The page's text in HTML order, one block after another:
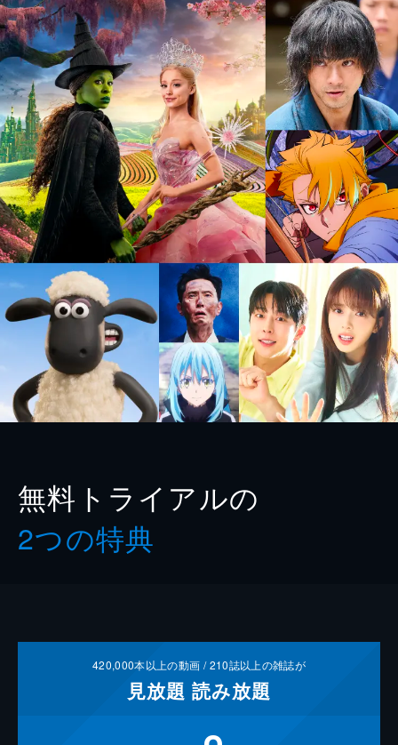
無料トライアルの
2つの特典
420,000本以上の動画 /210誌以上の雑誌が
見放題 読み放題